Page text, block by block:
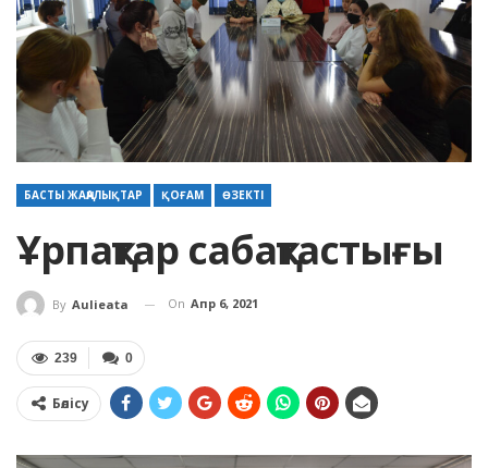
БАСТЫ ЖАҢАЛЫҚТАР ҚОҒАМ ӨЗЕКТІ
Ұрпақтар сабақтастығы
By Aulieata On Апр 6, 2021
0
239
Бөлісу